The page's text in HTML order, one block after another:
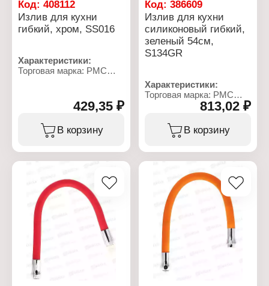
Цвет: хром
Длина излива: 40 см
Форма: прямой
сталь
Габаритные размеры:
Код: 408112
Излив для кухни
гибкий, хром, SS016
Характеристики:
Торговая марка: РМС
Вариация: гибкий
Назначение: для кухни
Цвет: хром
Тип излива: поворотный
Материал: нержавеющая
429,35 ₽
В корзину
Код:386609
Излив для кухни
силиконовый гибкий,
зеленый 54см,
S134GR
Характеристики:
Торговая марка: РМС
Артикул: S134GR
Тип товара: Излив для
смесителя
Вариация: гибкий
Материал: силикон,
нержавеющая сталь
813,02 ₽
В корзину